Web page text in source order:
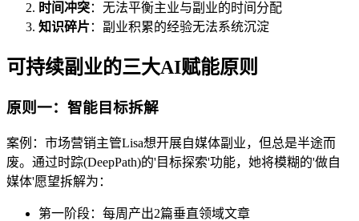
时间冲突：无法平衡主业与副业的时间分配
知识碎片：副业积累的经验无法系统沉淀
可持续副业的三大AI赋能原则
原则一：智能目标拆解
案例：市场营销主管Lisa想开展自媒体副业，但总是半途而
废。通过时踪(DeepPath)的'目标探索'功能，她将模糊的'做自
媒体'愿望拆解为：
第一阶段：每周产出2篇垂直领域文章